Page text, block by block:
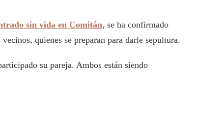
sin vida en Comitán, se ha confirmado
vecinos, quienes se preparan para darle sepultura.
su pareja. Ambos están siendo